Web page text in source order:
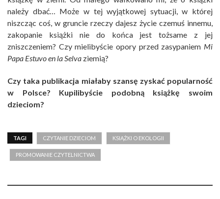
należy dbać… Może w tej wyjątkowej sytuacji, w której
niszcząc coś, w gruncie rzeczy dajesz życie czemuś innemu,
zakopanie książki nie do końca jest tożsame z jej
zniszczeniem? Czy mielibyście opory przed zasypaniem Mi
Papa Estuvo en la Selva ziemią?
Czy taka publikacja miałaby szansę zyskać popularność
w Polsce? Kupilibyście podobną książkę swoim
dzieciom?
TAGI CZYTANIE DZIECIOM KSIĄŻKI O EKOLOGII
PROMOWANIE CZYTELNICTWA